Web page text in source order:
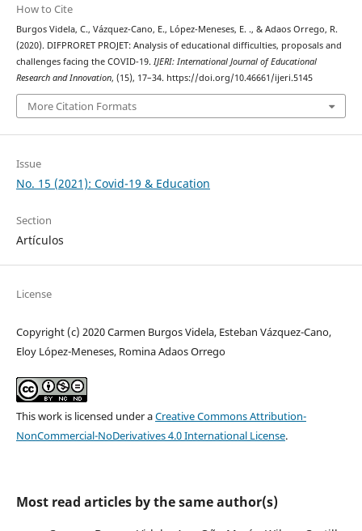
How to Cite
Burgos Videla, C., Vázquez-Cano, E., López-Meneses, E. ., & Adaos Orrego, R.
(2020). DIFPRORET PROJET: Analysis of educational difficulties, proposals and
challenges facing the COVID-19. IJERI: International Journal of Educational
Research and Innovation, (15), 17–34. https://doi.org/10.46661/ijeri.5145
More Citation Formats
Issue
No. 15 (2021): Covid-19 & Education
Section
Artículos
License
Copyright (c) 2020 Carmen Burgos Videla, Esteban Vázquez-Cano,
Eloy López-Meneses, Romina Adaos Orrego
This work is licensed under aCreative Commons Attribution-
NonCommercial-NoDerivatives 4.0 International License.
Most read articles by the same author(s)